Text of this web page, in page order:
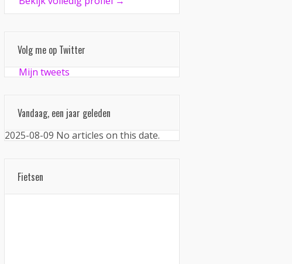
Volg me op Twitter
Mijn tweets
Vandaag, een jaar geleden
2025-08-09 No articles on this date.
Fietsen